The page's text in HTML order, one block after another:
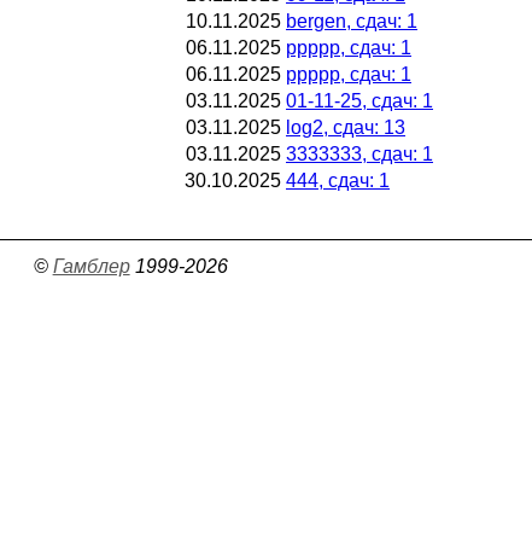
10.11.2025 bergen, сдач: 1
06.11.2025 ppppp, сдач: 1
06.11.2025 ppppp, сдач: 1
03.11.2025 01-11-25, сдач: 1
03.11.2025 log2, сдач: 13
03.11.2025 3333333, сдач: 1
30.10.2025 444, сдач: 1
© Гамблер1999-2026